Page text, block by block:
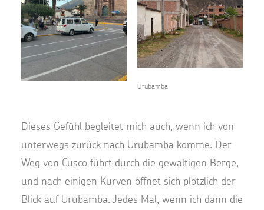
Urubamba
Dieses Gefühl begleitet mich auch, wenn ich von
unterwegs zurück nach Urubamba komme. Der
Weg von Cusco führt durch die gewaltigen Berge,
und nach einigen Kurven öffnet sich plötzlich der
Blick auf Urubamba. Jedes Mal, wenn ich dann die